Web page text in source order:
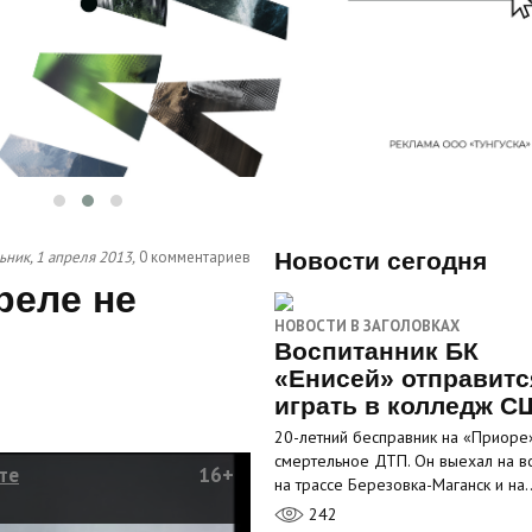
1 апреля 2013, 0 комментариев
не
16+
Новости сегодня
НОВОСТИ В ЗАГОЛОВКАХ
Воспитанник БК
«Енисей»
играть в колледж
20-летний бесправник на
смертельное ДТП. Он выехал на
на трассе Березовка-Маганск и
242